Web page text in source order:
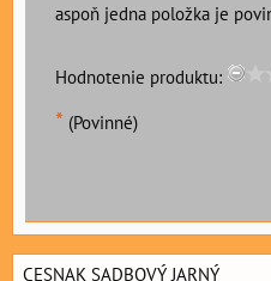
aspoň jedna položka je
Hodnotenie produktu:
* (Povinné)
CESNAK SADBOVÝ JARNÝ